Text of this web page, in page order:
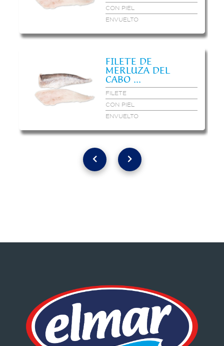
CON PIEL
ENVUELTO
FILETE DE
MERLUZA DEL
CABO ...
FILETE
CON PIEL
ENVUELTO